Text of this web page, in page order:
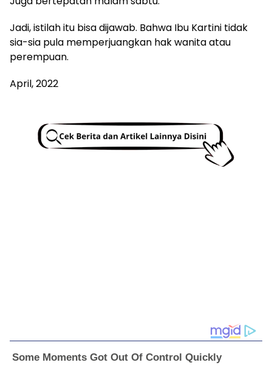
Jadi, istilah itu bisa dijawab. Bahwa Ibu Kartini tidak
sia-sia pula memperjuangkan hak wanita atau
perempuan.
April, 2022